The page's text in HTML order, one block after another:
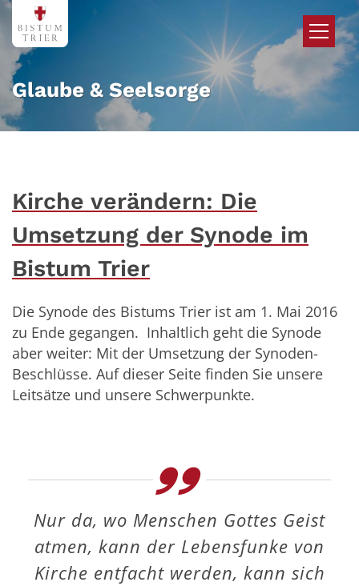
Zum Inhalt springen
Glaube & Seelsorge
Kirche verändern: Die
Umsetzung der Synode im
Bistum Trier
Die Synode des Bistums Trier ist am 1. Mai 2016
zu Ende gegangen. Inhaltlich geht die Synode
aber weiter: Mit der Umsetzung der Synoden-
Beschlüsse. Auf dieser Seite finden Sie unsere
Leitsätze und unsere Schwerpunkte.
Nur da, wo Menschen Gottes Geist
atmen, kann der Lebensfunke von
Kirche entfacht werden, kann sich